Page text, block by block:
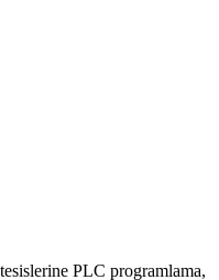
PLC programlama,